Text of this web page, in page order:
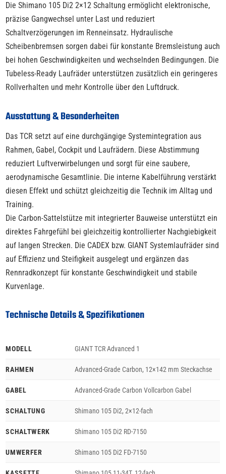
Die Shimano 105 Di2 2×12 Schaltung ermöglicht elektronische,
präzise Gangwechsel unter Last und reduziert
Schaltverzögerungen im Renneinsatz. Hydraulische
Scheibenbremsen sorgen dabei für konstante Bremsleistung auch
bei hohen Geschwindigkeiten und wechselnden Bedingungen. Die
Tubeless-Ready Laufräder unterstützen zusätzlich ein geringeres
Rollverhalten und mehr Kontrolle über den Luftdruck.
Ausstattung & Besonderheiten
Das TCR setzt auf eine durchgängige Systemintegration aus
Rahmen, Gabel, Cockpit und Laufrädern. Diese Abstimmung
reduziert Luftverwirbelungen und sorgt für eine saubere,
aerodynamische Gesamtlinie. Die interne Kabelführung verstärkt
diesen Effekt und schützt gleichzeitig die Technik im Alltag und
Training.
Die Carbon-Sattelstütze mit integrierter Bauweise unterstützt ein
direktes Fahrgefühl bei gleichzeitig kontrollierter Nachgiebigkeit
auf langen Strecken. Die CADEX bzw. GIANT Systemlaufräder sind
auf Effizienz und Steifigkeit ausgelegt und ergänzen das
Rennradkonzept für konstante Geschwindigkeit und stabile
Kurvenlage.
Technische Details & Spezifikationen
MODELL GIANT TCR Advanced 1
RAHMEN Advanced-Grade Carbon, 12×142 mm Steckachse
GABEL Advanced-Grade Carbon Vollcarbon Gabel
SCHALTUNG Shimano 105 Di2, 2×12-fach
SCHALTWERK Shimano 105 Di2 RD-7150
UMWERFER Shimano 105 Di2 FD-7150